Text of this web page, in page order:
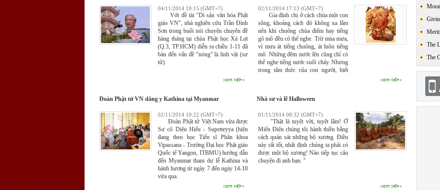
04/11/2014 10:15 (GMT+7)
Với đề tài "Di sản văn hóa Phật
giáo VN", nhà nghiên cứu Trần Đình
Sơn trong buổi nói chuyện chuyên đề
hàng tháng tại chùa Phật học Xá Lợi
(Q.3, TP.HCM) diễn ra chiều 1-11 đã
bàn đến vấn đề “nóng” là linh vật (sư
tử).
02/11/2014 17:13 (GMT+7)
Gia đình chị ở cách chùa một con
sông, khoảng cách đó không xa lắm
nên khi chuông chùa điểm hay tiếng
gõ mõ đều có thể nghe. Trừ mùa mưa,
vì mưa át tiếng chuông, át luôn tiếng
mõ. Những đêm nước lên cũng chỉ có
thể nghe tiếng nước suối chảy. Nhưng
trong tâm thức của con người, biết
Đoàn Phật tử VN dâng y Kathina tại Myanmar
02/11/2014 10:22 (GMT+7)
Đoàn Phật tử Việt Nam vừa được
Sư cô Diệu Hiếu - Supetteyya (hiện
đang theo học Tiến sĩ Phân khoa
Vipassana - Trường Đại học Phật giáo
Quốc tế Yangon, ITBMU) hướng dẫn
đến Myanmar tham dự lễ Kathina và
hành hương từ ngày 7 đến ngày 14-10
vừa qua.
Nhà sư và lễ Halloween
01/11/2014 08:32 (GMT+7)
"Thật là tuyệt vời, tuyệt lắm! Ở
Miến Điện chúng tôi hành thiền bằng
cách quán sát những bộ xương. Điều
này rất tốt, nhất định chúng ta phải có
được một bộ xương! Nào tiếp tục câu
chuyện đi anh bạn. "
The
The